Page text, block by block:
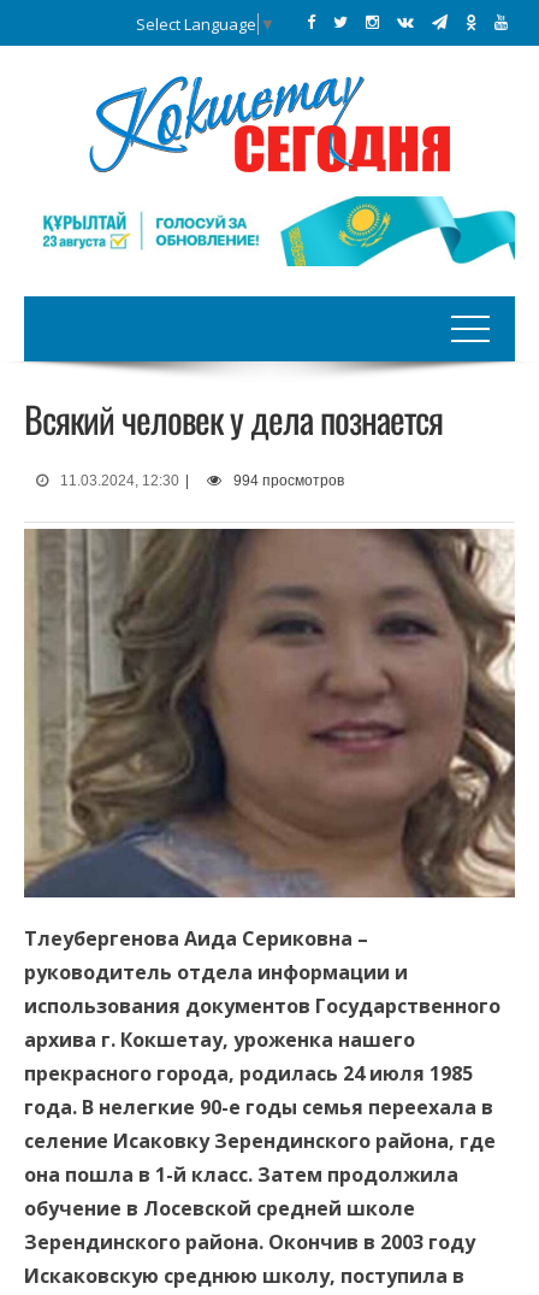
Select Language ▼
Всякий человек у дела познается
11.03.2024, 12:30 994 просмотров
Тлеубергенова Аида Сериковна –
руководитель отдела информации и
использования документов Государственного
архива г. Кокшетау, уроженка нашего
прекрасного города, родилась 24 июля 1985
года. В нелегкие 90-е годы семья переехала в
селение Исаковку Зерендинского района, где
она пошла в 1-й класс. Затем продолжила
обучение в Лосевской средней школе
Зерендинского района. Окончив в 2003 году
Искаковскую среднюю школу, поступила в